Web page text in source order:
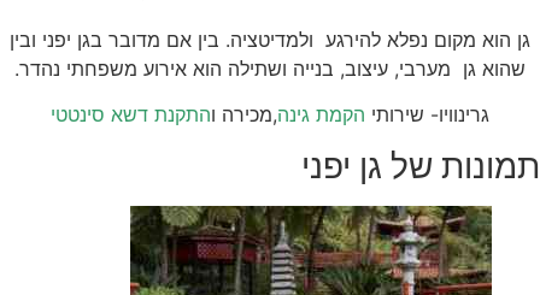
גן הוא מקום נפלא להירגע ולמדיטציה. בין אם מדובר בגן יפני ובין
שהוא גן מערבי, עיצוב, בנייה ושתילה הוא אירוע משפחתי נהדר.
גרינוויו- שירותי הקמת גינה,מכירה והתקנת דשא סינטטי
תמונות של גן יפני